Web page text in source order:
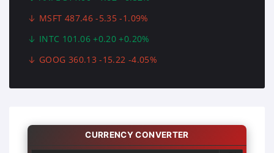
MSFT 487.46 -5.35 -1.09%
INTC 101.06 +0.20 +0.20%
GOOG 360.13 -15.22 -4.05%